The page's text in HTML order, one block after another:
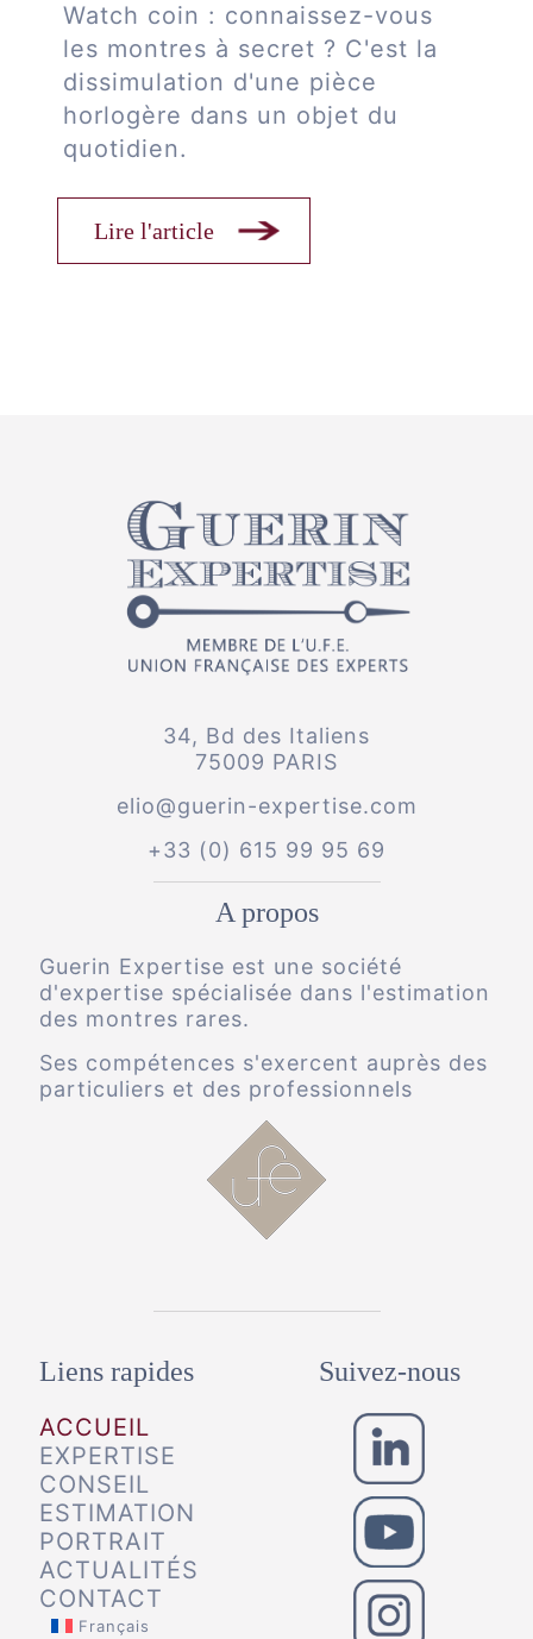
Watch coin : connaissez-vous
les montres à secret ? C'est la
dissimulation d'une pièce
horlogère dans un objet du
quotidien.
Lire l'article
34, Bd des Italiens
75009 PARIS
elio@guerin-expertise.com
+33 (0) 615 99 95 69
A propos
Guerin Expertise est une société
d'expertise spécialisée dans l'estimation
des montres rares.
Ses compétences s'exercent auprès des
particuliers et des professionnels
Liens rapides
ACCUEIL
EXPERTISE
CONSEIL
ESTIMATION
PORTRAIT
ACTUALITÉS
CONTACT
Français
Suivez-nous